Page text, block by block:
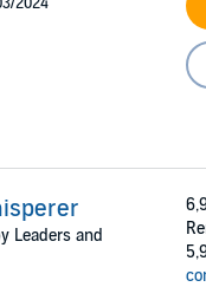
Leaders and